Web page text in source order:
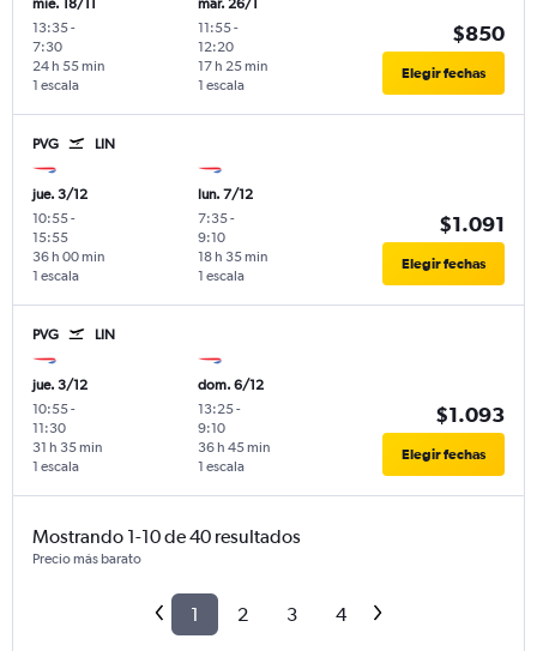
mié. 18/11
13:35-
7:30
1 escala
24 h 55 min
mar. 26/1
11:55-
12:20
1 escala
17 h 25 min
$850
Elegir fechas
PVG LIN
jue. 3/12
10:55-
15:55
1 escala
36 h 00 min
lun. 7/12
7:35-
9:10
1 escala
18 h 35 min
$1.091
Elegir fechas
PVG LIN
jue. 3/12
10:55-
11:30
1 escala
31 h 35 min
dom. 6/12
13:25-
9:10
1 escala
36 h 45 min
$1.093
Elegir fechas
Mostrando 1-10 de 40 resultados
Precio más barato
1 2 3 4